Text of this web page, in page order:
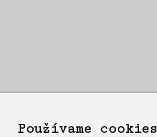
Používame cookies